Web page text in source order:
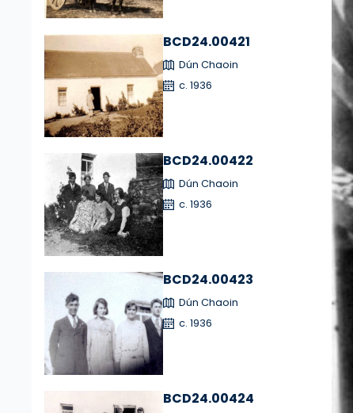
BCD24.00421
Dún Chaoin
c. 1936
BCD24.00422
Dún Chaoin
c. 1936
BCD24.00423
Dún Chaoin
c. 1936
BCD24.00424